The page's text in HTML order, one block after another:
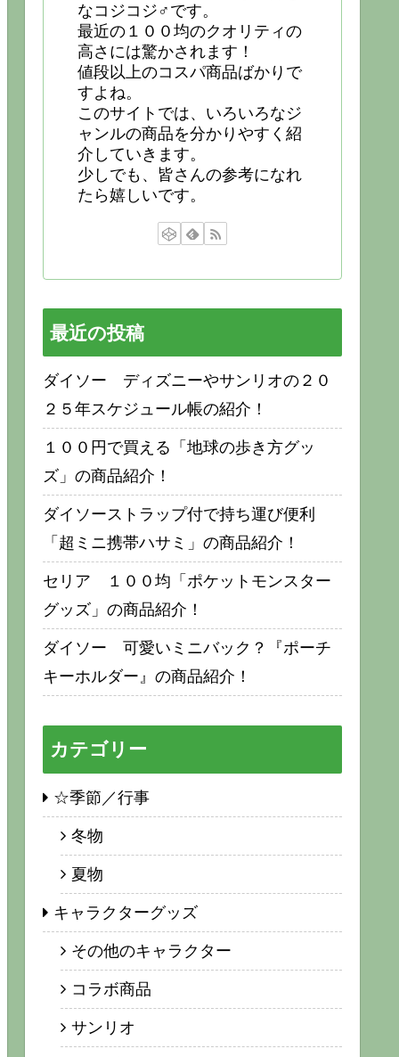
なコジコジ♂です。
最近の１００均のクオリティの
高さには驚かされます！
値段以上のコスパ商品ばかりで
すよね。
このサイトでは、いろいろなジ
ャンルの商品を分かりやすく紹
介していきます。
少しでも、皆さんの参考になれ
たら嬉しいです。
最近の投稿
ダイソー ディズニーやサンリオの２０
２５年スケジュール帳の紹介！
１００円で買える「地球の歩き方グッ
ズ」の商品紹介！
ダイソーストラップ付で持ち運び便利
「超ミニ携帯ハサミ」の商品紹介！
セリア １００均「ポケットモンスター
グッズ」の商品紹介！
ダイソー 可愛いミニバック？『ポーチ
キーホルダー』の商品紹介！
カテゴリー
☆季節／行事
冬物
夏物
キャラクターグッズ
その他のキャラクター
コラボ商品
サンリオ